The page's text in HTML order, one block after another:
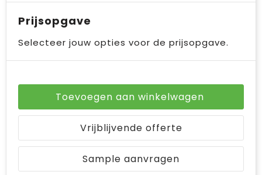
Prijsopgave
Selecteer jouw opties voor de prijsopgave.
Toevoegen aan winkelwagen
Vrijblijvende offerte
Sample aanvragen